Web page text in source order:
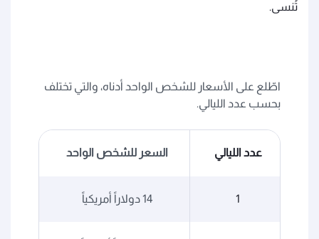
تُنسى.
اطّلع على الأسعار للشخص الواحد أدناه، والتي تختلف
بحسب عدد الليالي.
عدد الليالي السعر للشخص الواحد
1 14 دولاراً أمريكياً